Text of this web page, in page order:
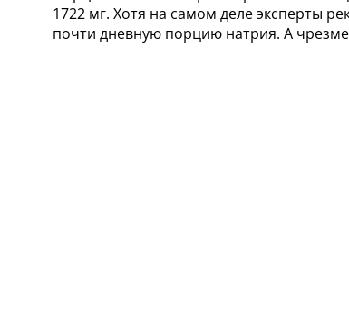
1722 мг. Хотя на самом деле эксперты
почти дневную порцию натрия. А